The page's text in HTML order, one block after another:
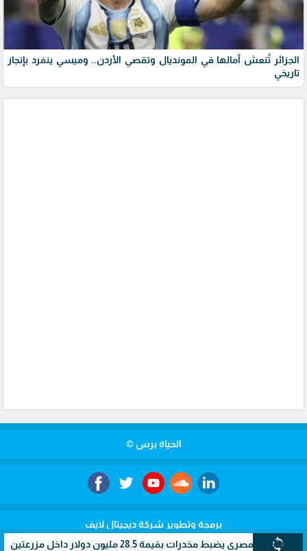
sync
يضبط مخدرات بقيمة 28.5 مليون دولار داخل مزرعتين سريتين بالإسماعيلية
الجزائر تُنعش آمالها في المونديال وتقصي الأردن.. وميسي ينفرد بإنجاز
تاريخي
الحياة برس ©
برمجة وتطوير شركة ديجيتال لايف